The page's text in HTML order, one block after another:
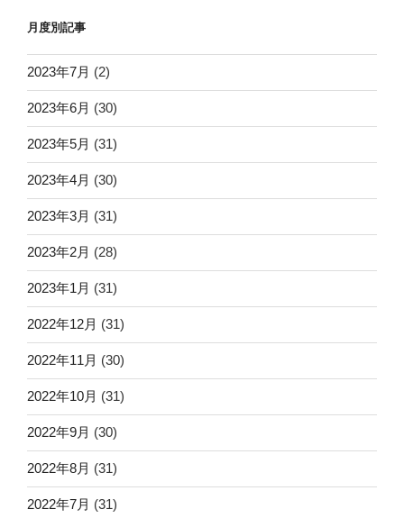
月度別記事
2023年7月 (2)
2023年6月 (30)
2023年5月 (31)
2023年4月 (30)
2023年3月 (31)
2023年2月 (28)
2023年1月 (31)
2022年12月 (31)
2022年11月 (30)
2022年10月 (31)
2022年9月 (30)
2022年8月 (31)
2022年7月 (31)